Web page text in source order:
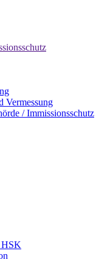
Vermessung
/ Immissionsschutz
HSK